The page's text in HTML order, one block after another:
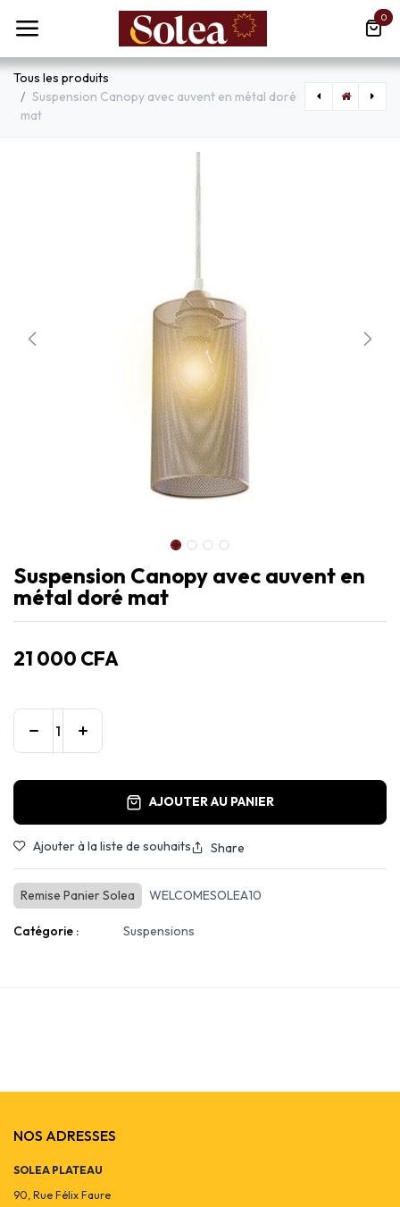
Se rendre au contenu
0
Tous les produits
Suspension Canopy avec auvent en métal doré
mat
Suspension Canopy avec auvent en
métal doré mat
21 000 CFA
AJOUTER AU PANIER
Ajouter à la liste de souhaits Share
Remise Panier Solea WELCOMESOLEA10
Catégorie : Suspensions
NOS ADRESSES
SOLEA PLATEAU
90, Rue Félix Faure